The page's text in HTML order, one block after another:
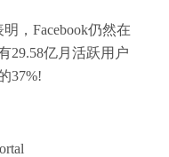
，Facebook仍然在
29.58亿月活跃用户
37%!